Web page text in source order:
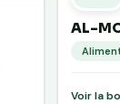
AL-
Voir la